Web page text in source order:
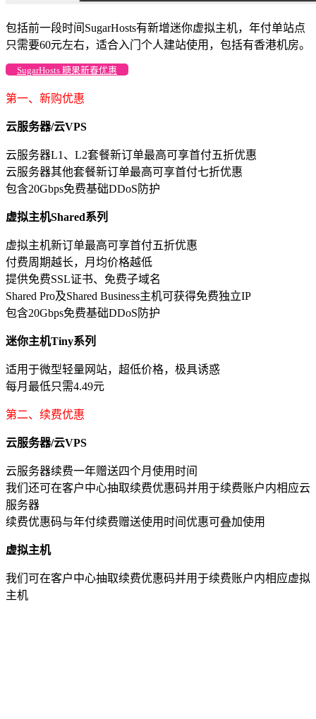
包括前一段时间SugarHosts有新增迷你虚拟主机，年付单站点
只需要60元左右，适合入门个人建站使用，包括有香港机房。
SugarHosts 糖果新春优惠
第一、新购优惠
云服务器/云VPS
云服务器L1、L2套餐新订单最高可享首付五折优惠
云服务器其他套餐新订单最高可享首付七折优惠
包含20Gbps免费基础DDoS防护
虚拟主机Shared系列
虚拟主机新订单最高可享首付五折优惠
付费周期越长，月均价格越低
提供免费SSL证书、免费子域名
Shared Pro及Shared Business主机可获得免费独立IP
包含20Gbps免费基础DDoS防护
迷你主机Tiny系列
适用于微型轻量网站，超低价格，极具诱惑
每月最低只需4.49元
第二、续费优惠
云服务器/云VPS
云服务器续费一年赠送四个月使用时间
我们还可在客户中心抽取续费优惠码并用于续费账户内相应云
服务器
续费优惠码与年付续费赠送使用时间优惠可叠加使用
虚拟主机
我们可在客户中心抽取续费优惠码并用于续费账户内相应虚拟
主机